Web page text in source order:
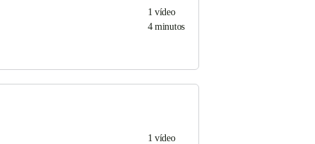
1 vídeo
4 minutos
1 vídeo